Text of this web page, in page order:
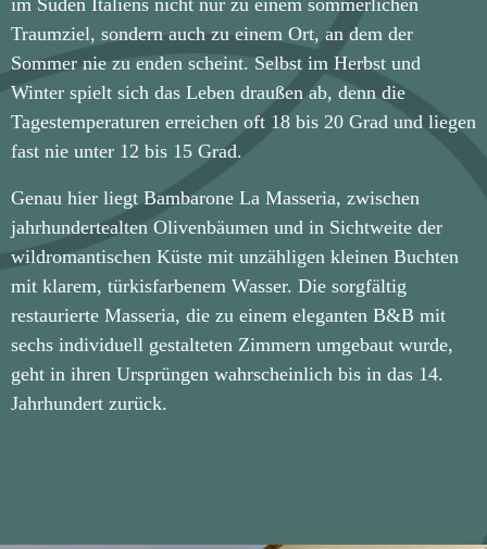
im Süden Italiens nicht nur zu einem sommerlichen
Traumziel, sondern auch zu einem Ort, an dem der
Sommer nie zu enden scheint. Selbst im Herbst und
Winter spielt sich das Leben draußen ab, denn die
Tagestemperaturen erreichen oft 18 bis 20 Grad und liegen
fast nie unter 12 bis 15 Grad.
Genau hier liegt Bambarone La Masseria, zwischen
jahrhundertealten Olivenbäumen und in Sichtweite der
wildromantischen Küste mit unzähligen kleinen Buchten
mit klarem, türkisfarbenem Wasser. Die sorgfältig
restaurierte Masseria, die zu einem eleganten B&B mit
sechs individuell gestalteten Zimmern umgebaut wurde,
geht in ihren Ursprüngen wahrscheinlich bis in das 14.
Jahrhundert zurück.